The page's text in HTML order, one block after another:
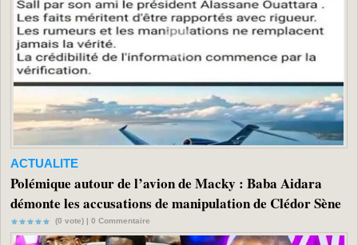
ACTUALITE
Polémique autour de l’avion de Macky : Baba Aidara
démonte les accusations de manipulation de Clédor Sène
(0 vote) | 0 Commentaire